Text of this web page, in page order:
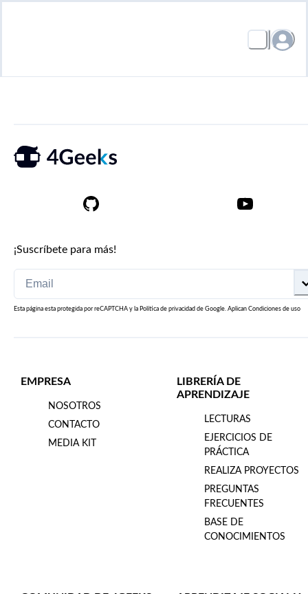
¡Suscríbete para más!
Esta página esta protegida por reCAPTCHA y la Política de privacidad de Google. Aplican Condiciones de uso
EMPRESA
NOSOTROS
CONTACTO
MEDIA KIT
LIBRERÍA DE
APRENDIZAJE
LECTURAS
EJERCICIOS DE
PRÁCTICA
REALIZA PROYECTOS
PREGUNTAS
FRECUENTES
BASE DE
CONOCIMIENTOS